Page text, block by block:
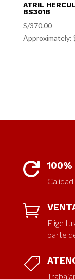
ATRIL
BS301B
S/370.00
Approximately:
 100%

Elige
parte
